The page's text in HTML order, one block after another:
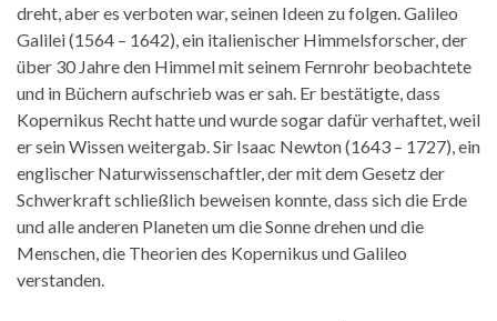
dreht, aber es verboten war, seinen Ideen zu folgen. Galileo
Galilei (1564 – 1642), ein italienischer Himmelsforscher, der
über 30 Jahre den Himmel mit seinem Fernrohr beobachtete
und in Büchern aufschrieb was er sah. Er bestätigte, dass
Kopernikus Recht hatte und wurde sogar dafür verhaftet, weil
er sein Wissen weitergab. Sir Isaac Newton (1643 – 1727), ein
englischer Naturwissenschaftler, der mit dem Gesetz der
Schwerkraft schließlich beweisen konnte, dass sich die Erde
und alle anderen Planeten um die Sonne drehen und die
Menschen, die Theorien des Kopernikus und Galileo
verstanden.